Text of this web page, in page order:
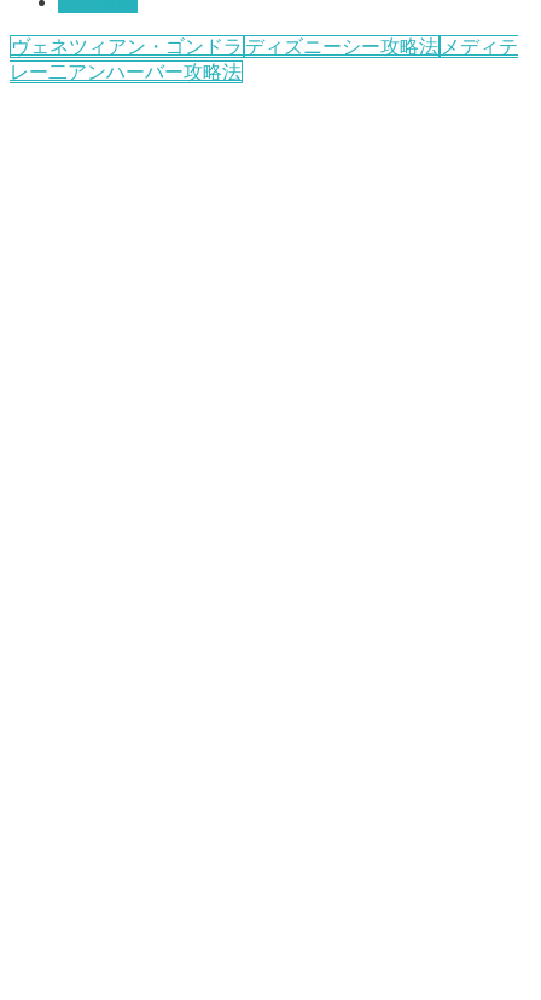
ヴェネツィアン・ゴンドラ ディズニーシー攻略法 メディテ
レー二アンハーバー攻略法